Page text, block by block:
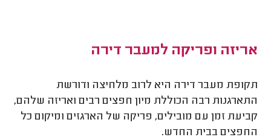
אריזה ופריקה למעבר דירה
תקופת מעבר דירה היא לרוב מלחיצה ודורשת
התארגנות רבה הכוללת מיון חפצים רבים ואריזה שלהם,
קביעת זמן עם מובילים, פריקה של הארגזים ומיקום כל
החפצים בבית החדש.